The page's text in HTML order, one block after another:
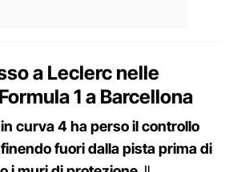
a Leclerc nelle
1 a Barcellona
curva 4 ha perso il controllo
fuori dalla pista prima di